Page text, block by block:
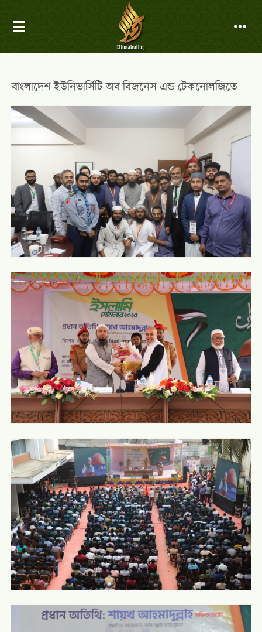
বাংলাদেশ ইউনিভার্সিটি অব বিজনেস এন্ড টেকনোলজিতে